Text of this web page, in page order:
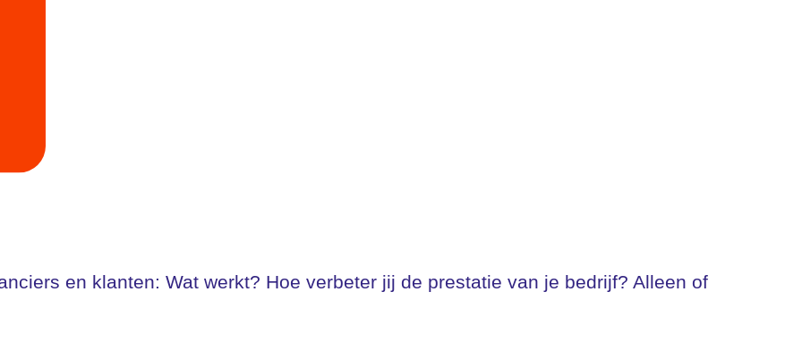
en klanten: Wat werkt? Hoe verbeter jij de prestatie van je bedrijf? Alleen of